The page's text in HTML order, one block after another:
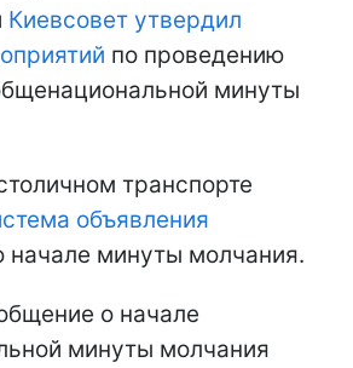
Киевсовет утвердил
по проведению
минуты
транспорте
объявления
начале минуты молчания.
о начале
минуты молчания